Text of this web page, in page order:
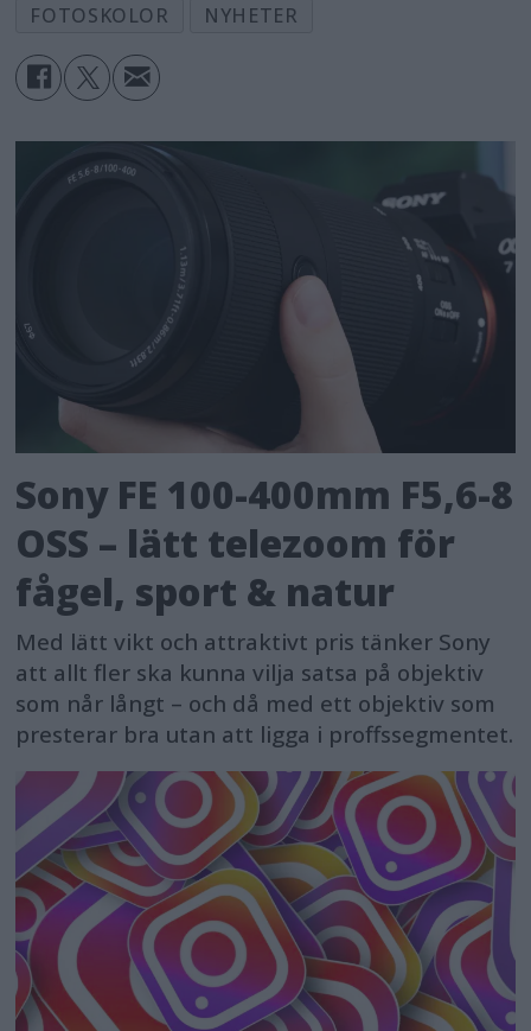
FOTOSKOLOR NYHETER
Sony FE 100-400mm F5,6-8
OSS – lätt telezoom för
fågel, sport & natur
Med lätt vikt och attraktivt pris tänker Sony
att allt fler ska kunna vilja satsa på objektiv
som når långt – och då med ett objektiv som
presterar bra utan att ligga i proffssegmentet.